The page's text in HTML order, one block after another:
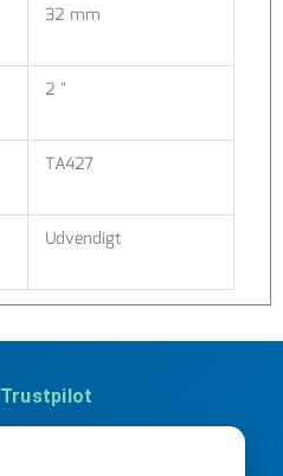
32 mm
2 "
TA427
Udvendigt